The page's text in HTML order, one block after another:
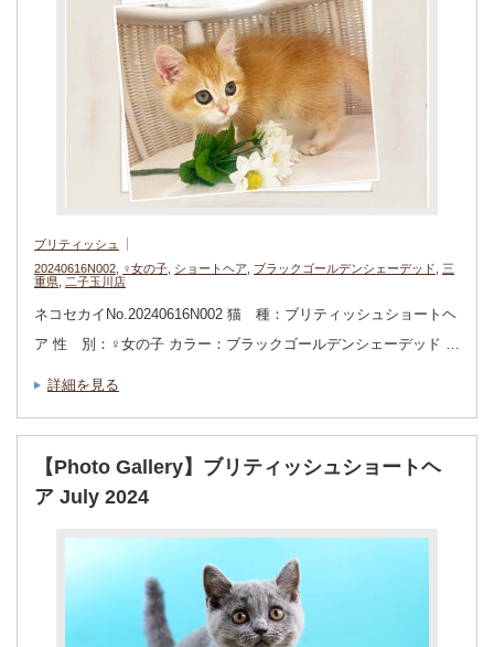
ブリティッシュ
20240616N002
♀女の子 ショートヘア ブラックゴールデンシェーデッド
三
重県 二子玉川店
ネコセカイNo.20240616N002 猫 種：ブリティッシュショートヘ
ア 性 別：♀女の子 カラー：ブラックゴールデンシェーデッド …
詳細を見る
【Photo Gallery】ブリティッシュショートヘ
ア July 2024